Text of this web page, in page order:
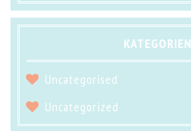
KATEGORIEN
Uncategorised
Uncategorized